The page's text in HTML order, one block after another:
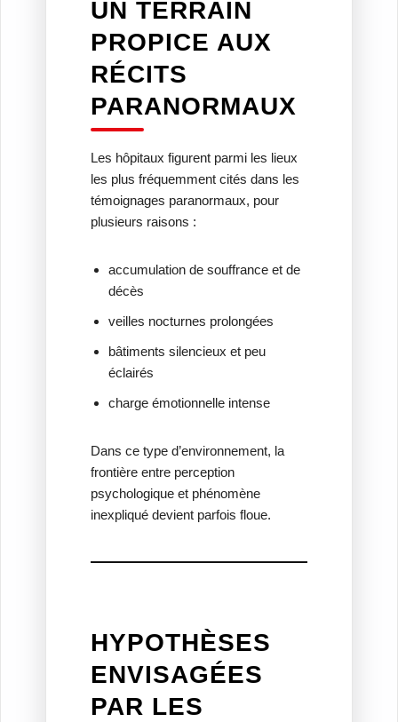
UN TERRAIN
PROPICE AUX
RÉCITS
PARANORMAUX
Les hôpitaux figurent parmi les lieux
les plus fréquemment cités dans les
témoignages paranormaux, pour
plusieurs raisons :
accumulation de souffrance et de
décès
veilles nocturnes prolongées
bâtiments silencieux et peu
éclairés
charge émotionnelle intense
Dans ce type d’environnement, la
frontière entre perception
psychologique et phénomène
inexpliqué devient parfois floue.
HYPOTHÈSES
ENVISAGÉES
PAR LES